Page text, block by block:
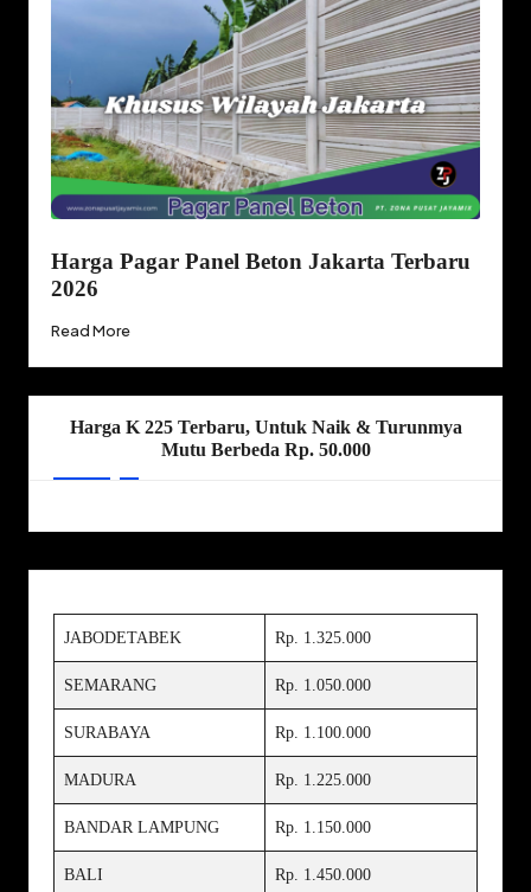
Harga Pagar Panel Beton Jakarta Terbaru
2026
Read More
Harga K 225 Terbaru, Untuk Naik & Turunmya
Mutu Berbeda Rp. 50.000
JABODETABEK Rp. 1.325.000
SEMARANG Rp. 1.050.000
SURABAYA Rp. 1.100.000
MADURA Rp. 1.225.000
BANDAR LAMPUNG Rp. 1.150.000
BALI Rp. 1.450.000